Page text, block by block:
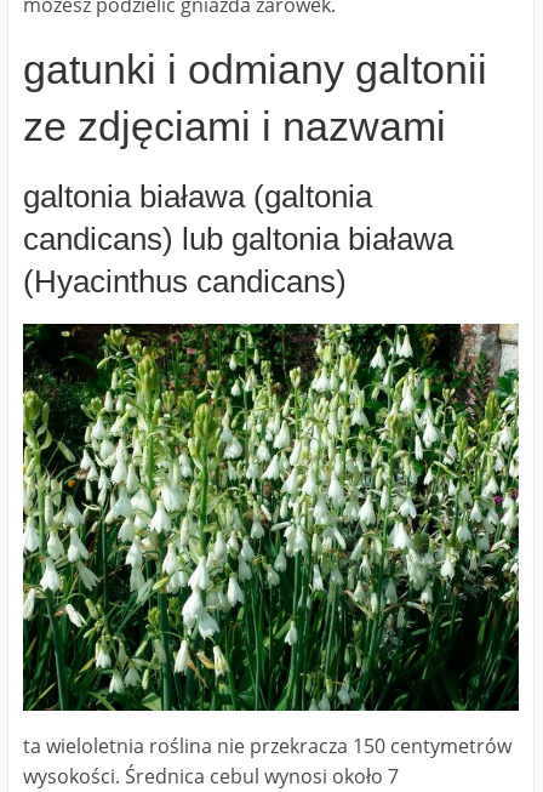
gatunki i odmiany galtonii
ze zdjęciami i nazwami
galtonia biaława (galtonia
candicans) lub galtonia biaława
(Hyacinthus candicans)
ta wieloletnia roślina nie przekracza 150 centymetrów
wysokości. Średnica cebul wynosi około 7